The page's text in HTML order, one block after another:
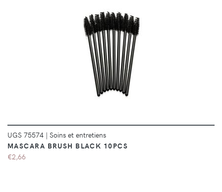
DÉTAILS
UGS 75574 | Soins et entretiens
MASCARA BRUSH BLACK 10PCS
€2,66